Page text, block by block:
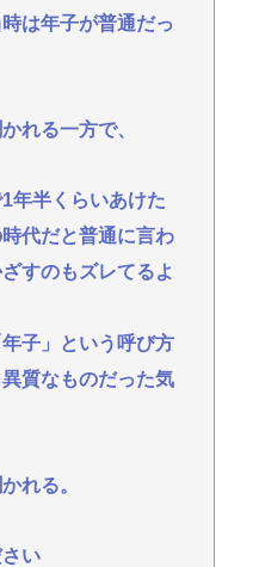
は年子が普通だっ
れる一方で、
年半くらいあけた
代だと普通に言わ
すのもズレてるよ
子」という呼び方
質なものだった気
れる。
い